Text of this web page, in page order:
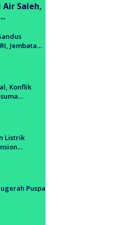
Air Saleh,
Jembatan
Konflik
Listrik
Puspa